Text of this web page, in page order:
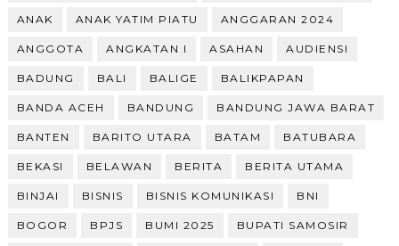
ANAK ANAK YATIM PIATU ANGGARAN 2024
ANGGOTA ANGKATAN I ASAHAN AUDIENSI
BADUNG BALI BALIGE BALIKPAPAN
BANDA ACEH BANDUNG BANDUNG JAWA BARAT
BANTEN BARITO UTARA BATAM BATUBARA
BEKASI BELAWAN BERITA BERITA UTAMA
BINJAI BISNIS BISNIS KOMUNIKASI BNI
BOGOR BPJS BUMI 2025 BUPATI SAMOSIR